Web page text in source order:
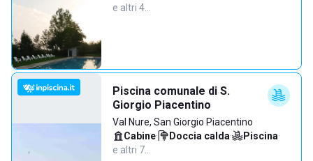
e altri 4…
Piscina comunale di S.
Giorgio Piacentino
Val Nure, San Giorgio Piacentino
Cabine· Doccia calda· Piscina·
e altri 7…